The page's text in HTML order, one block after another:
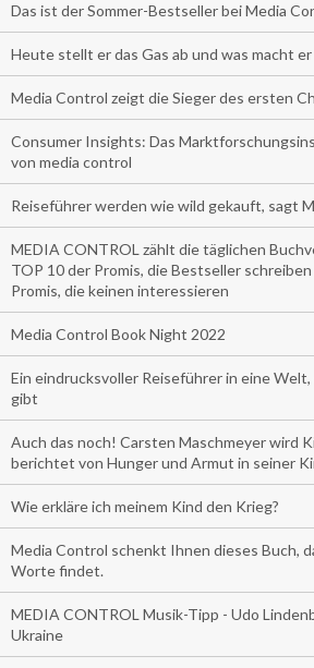
Das ist der Sommer-Bestseller bei Media
Heute stellt er das Gas ab und was macht er
Media Control zeigt die Sieger des ersten
Consumer Insights: Das
von media control
Reiseführer werden wie wild gekauft, sagt
MEDIA CONTROL zählt die täglichen
TOP 10 der Promis, die Bestseller
Promis, die keinen interessieren
Media Control Book Night 2022
Ein eindrucksvoller Reiseführer in eine
gibt
Auch das noch! Carsten Maschmeyer wird
berichtet von Hunger und Armut in seiner
Wie erkläre ich meinem Kind den Krieg?
Media Control schenkt Ihnen dieses Buch,
Worte findet.
MEDIA CONTROL Musik-Tipp - Udo
Ukraine